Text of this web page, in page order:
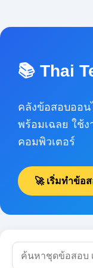
📚 Thai
คลังข้อสอบออน
พร้อมเฉลย ใช้
คอมพิวเตอร์
🚀 เริ่มทำข้อ